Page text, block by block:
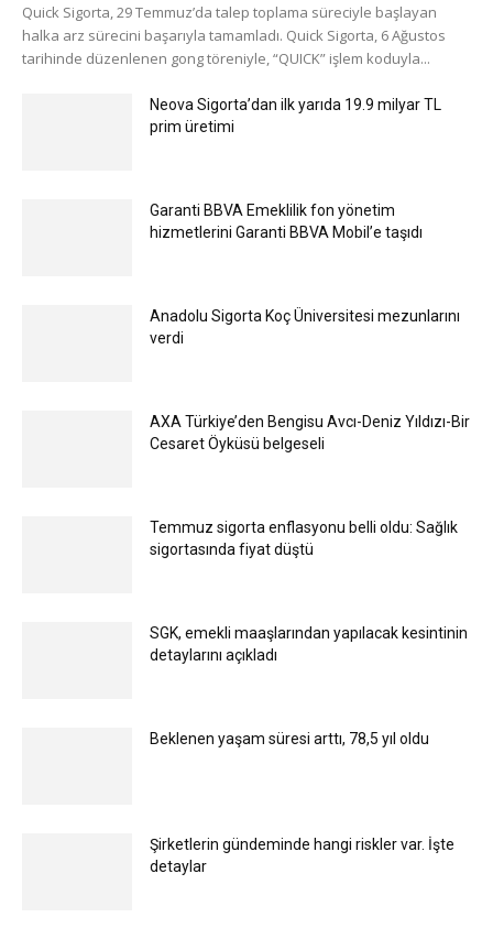
Quick Sigorta, 29 Temmuz’da talep toplama süreciyle başlayan
halka arz sürecini başarıyla tamamladı. Quick Sigorta, 6 Ağustos
tarihinde düzenlenen gong töreniyle, “QUICK” işlem koduyla...
Neova Sigorta’dan ilk yarıda 19.9 milyar TL
prim üretimi
Garanti BBVA Emeklilik fon yönetim
hizmetlerini Garanti BBVA Mobil’e taşıdı
Anadolu Sigorta Koç Üniversitesi mezunlarını
verdi
AXA Türkiye’den Bengisu Avcı-Deniz Yıldızı-Bir
Cesaret Öyküsü belgeseli
Temmuz sigorta enflasyonu belli oldu: Sağlık
sigortasında fiyat düştü
SGK, emekli maaşlarından yapılacak kesintinin
detaylarını açıkladı
Beklenen yaşam süresi arttı, 78,5 yıl oldu
Şirketlerin gündeminde hangi riskler var. İşte
detaylar